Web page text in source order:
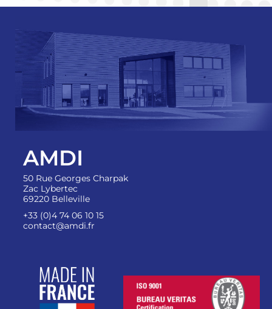
AMDI
50 Rue Georges Charpak
Zac Lybertec
69220 Belleville
+33 (0)4 74 06 10 15
contact@amdi.fr